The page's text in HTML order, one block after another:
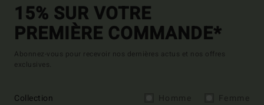
15% SUR VOTRE
PREMIÈRE COMMANDE*
Abonnez-vous pour recevoir nos dernières actus et nos offres
exclusives.
Collection